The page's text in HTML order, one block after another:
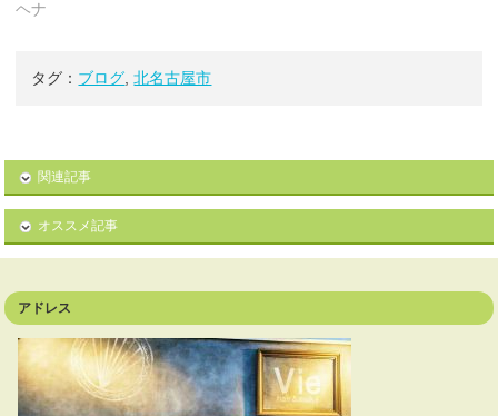
ヘナ
タグ： ブログ,北名古屋市
関連記事
オススメ記事
アドレス